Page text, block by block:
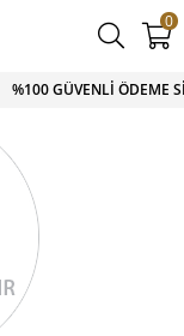
ÖDEME
0